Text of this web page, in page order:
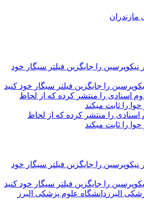
را جایگزین فیلتر سیگار خود کنید
اسنادی را منتشر کرده که از لحاظ
را ثابت میکند
را جایگزین فیلتر سیگار خود کنید
دانشگاه علوم پزشکی البرز